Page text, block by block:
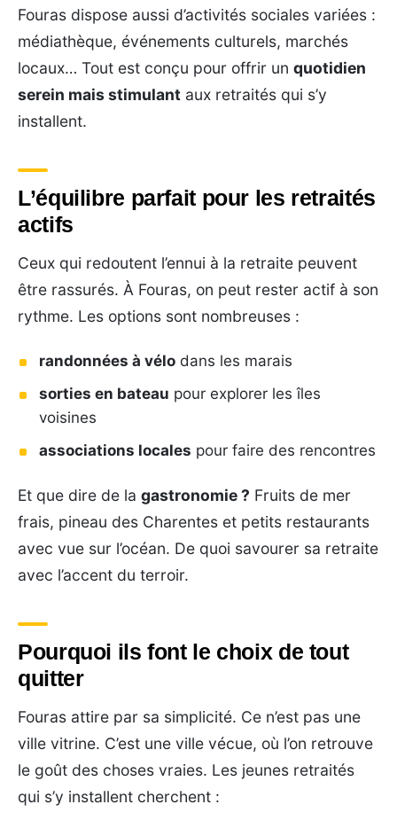
Fouras dispose aussi d’activités sociales variées :
médiathèque, événements culturels, marchés
locaux… Tout est conçu pour offrir un quotidien
serein mais stimulant aux retraités qui s’y
installent.
L’équilibre parfait pour les retraités
actifs
Ceux qui redoutent l’ennui à la retraite peuvent
être rassurés. À Fouras, on peut rester actif à son
rythme. Les options sont nombreuses :
randonnées à vélo dans les marais
sorties en bateau pour explorer les îles
voisines
associations locales pour faire des rencontres
Et que dire de la gastronomie ? Fruits de mer
frais, pineau des Charentes et petits restaurants
avec vue sur l’océan. De quoi savourer sa retraite
avec l’accent du terroir.
Pourquoi ils font le choix de tout
quitter
Fouras attire par sa simplicité. Ce n’est pas une
ville vitrine. C’est une ville vécue, où l’on retrouve
le goût des choses vraies. Les jeunes retraités
qui s’y installent cherchent :